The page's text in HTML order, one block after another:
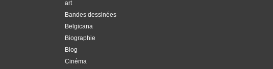
art
Bandes dessinées
Belgicana
Biographie
Blog
Cinéma